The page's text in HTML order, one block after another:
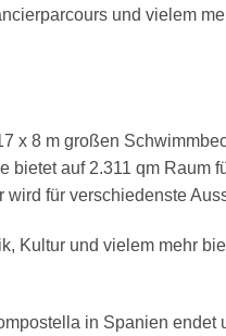
und vielem
x 8 m großen
bietet auf 2.311 qm Raum
für verschiedenste
Kultur und vielem mehr
in Spanien endet